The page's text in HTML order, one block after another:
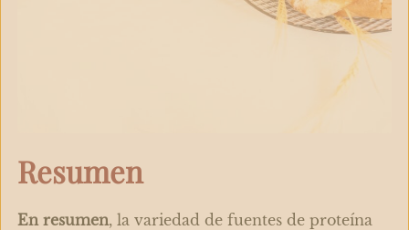
Resumen
En resumen, la variedad de fuentes de proteína